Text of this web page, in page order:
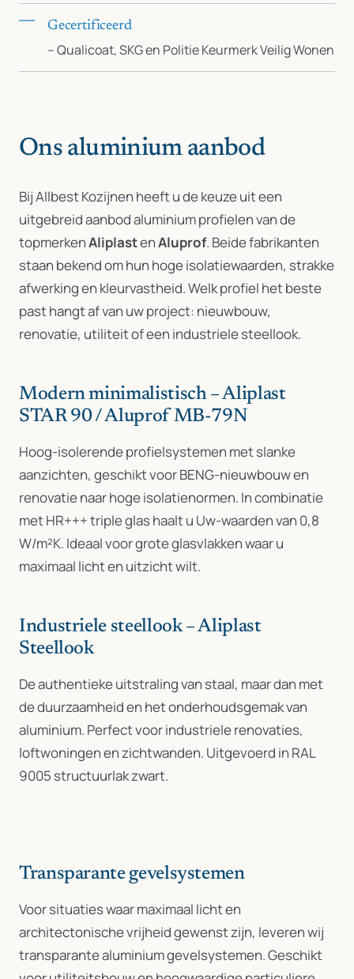
Gecertificeerd
– Qualicoat, SKG en Politie Keurmerk Veilig Wonen
Ons aluminium aanbod
Bij Allbest Kozijnen heeft u de keuze uit een
uitgebreid aanbod aluminium profielen van de
topmerkenAliplastenAluprof. Beide fabrikanten
staan bekend om hun hoge isolatiewaarden, strakke
afwerking en kleurvastheid. Welk profiel het beste
past hangt af van uw project: nieuwbouw,
renovatie, utiliteit of een industriele steellook.
Modern minimalistisch – Aliplast
STAR 90 / Aluprof MB-79N
Hoog-isolerende profielsystemen met slanke
aanzichten, geschikt voor BENG-nieuwbouw en
renovatie naar hoge isolatienormen. In combinatie
met HR+++ triple glas haalt u Uw-waarden van 0,8
W/m²K. Ideaal voor grote glasvlakken waar u
maximaal licht en uitzicht wilt.
Industriele steellook – Aliplast
Steellook
De authentieke uitstraling van staal, maar dan met
de duurzaamheid en het onderhoudsgemak van
aluminium. Perfect voor industriele renovaties,
loftwoningen en zichtwanden. Uitgevoerd in RAL
9005 structuurlak zwart.
Transparante gevelsystemen
Voor situaties waar maximaal licht en
architectonische vrijheid gewenst zijn, leveren wij
transparante aluminium gevelsystemen. Geschikt